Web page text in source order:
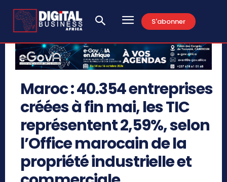
S'abonner
Maroc : 40.354 entreprises
créées à fin mai, les TIC
représentent 2,59%, selon
l’Office marocain de la
propriété industrielle et